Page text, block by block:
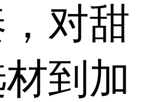
对甜
到加